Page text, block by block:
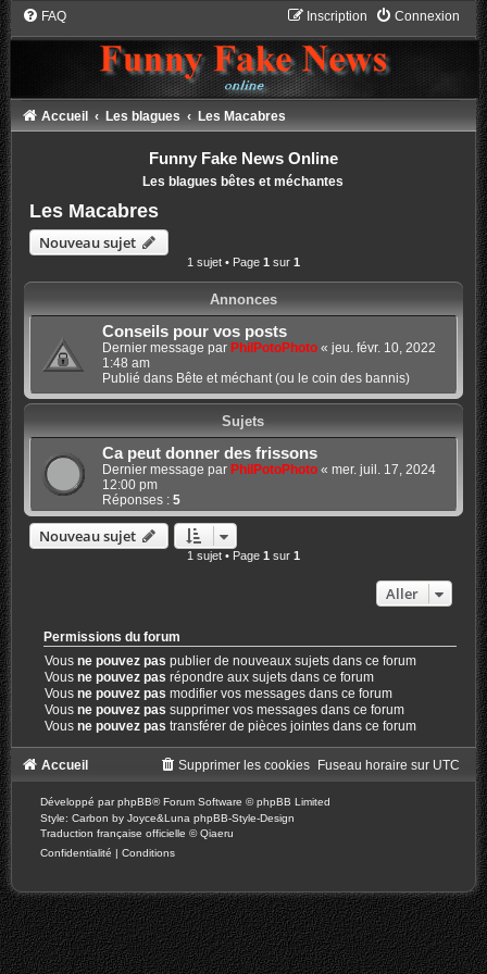
FAQ Connexion
Inscription
Accueil Les blagues Les Macabres
Funny Fake News Online
Les blagues bêtes et méchantes
Les Macabres
Nouveau sujet
1 sujet • Page 1 sur 1
Annonces
Conseils pour vos posts
Dernier message par PhilPotoPhoto« jeu. févr. 10, 2022
1:48 am
Publié dans Bête et méchant (ou le coin des bannis)
Sujets
Ca peut donner des frissons
Dernier message par PhilPotoPhoto« mer. juil. 17, 2024
12:00 pm
Réponses : 5
Nouveau sujet
1 sujet • Page 1 sur 1
Aller
Permissions du forum
Vousne pouvez pas publier de nouveaux sujets dans ce forum
Vousne pouvez pas répondre aux sujets dans ce forum
Vousne pouvez pas modifier vos messages dans ce forum
Vousne pouvez pas supprimer vos messages dans ce forum
Vousne pouvez pas transférer de pièces jointes dans ce forum
Accueil Fuseau horaire sur UTC
Supprimer les cookies
Développé parphpBB® Forum Software © phpBB Limited
Style: Carbon by Joyce&Luna phpBB-Style-Design
Traduction française officielle ©Qiaeru
Confidentialité | Conditions